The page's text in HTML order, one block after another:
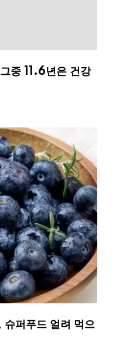
중 11.6년은 건강
슈퍼푸드 얼려 먹으